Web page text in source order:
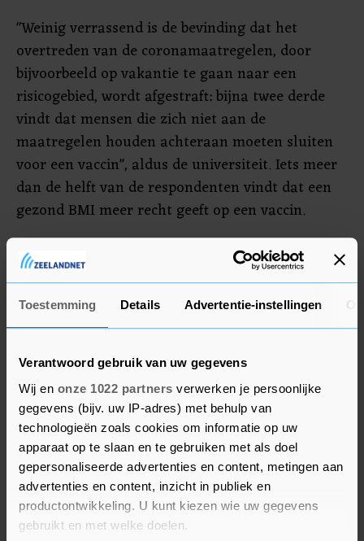
Toestemming Details Advertentie-instellingen
Verantwoord gebruik van uw gegevens
Wij en onze 1022 partners verwerken je persoonlijke
gegevens (bijv. uw IP-adres) met behulp van
technologieën zoals cookies om informatie op uw
apparaat op te slaan en te gebruiken met als doel
gepersonaliseerde advertenties en content, metingen aan
advertenties en content, inzicht in publiek en
productontwikkeling. U kunt kiezen wie uw gegevens
gebruikt en met welke doelen.
"Weinig verrassend is de bevinding dat het
overtreden van de coronamaatregelen, door
bijvoorbeeld op vakantie te gaan naar een
risicogebied, wordt afgestraft: bijna twee derde
vindt dat mensen die zich niet aan de
maatregelen houden achteraan moeten sluiten
voor een vaccin", aldus de universiteit. Iets meer
dan de helft van de respondenten vindt dat een
gezond BMI meer recht geeft op een vaccin.
Volgens de onderzoekers zijn leeftijd en cruciale
beroepen factoren van ondergeschikt belang.
"Verplegers of onderwijzers worden niet sneller
een vaccin gegund dan een administratief